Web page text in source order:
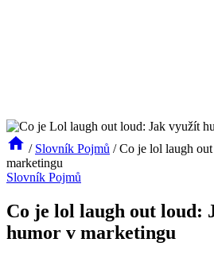
/ Slovník Pojmů / Co je lol laugh
marketingu
Slovník Pojmů
Co je lol laugh out loud:
humor v marketingu